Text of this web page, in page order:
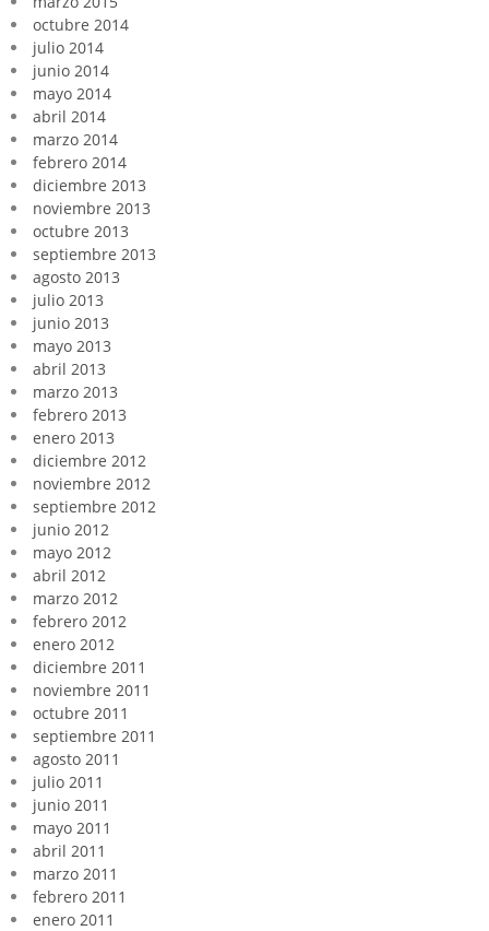
octubre 2014
julio 2014
junio 2014
mayo 2014
abril 2014
marzo 2014
febrero 2014
diciembre 2013
noviembre 2013
octubre 2013
septiembre 2013
agosto 2013
julio 2013
junio 2013
mayo 2013
abril 2013
marzo 2013
febrero 2013
enero 2013
diciembre 2012
noviembre 2012
septiembre 2012
junio 2012
mayo 2012
abril 2012
marzo 2012
febrero 2012
enero 2012
diciembre 2011
noviembre 2011
octubre 2011
septiembre 2011
agosto 2011
julio 2011
junio 2011
mayo 2011
abril 2011
marzo 2011
febrero 2011
enero 2011